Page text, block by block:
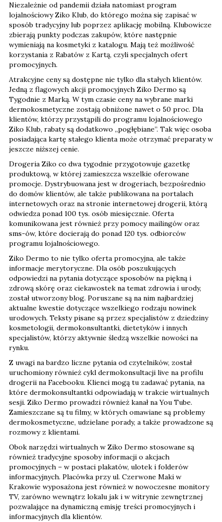
Niezależnie od pandemii działa natomiast program
lojalnościowy Ziko Klub, do którego można się zapisać w
sposób tradycyjny lub poprzez aplikację mobilną. Klubowicze
zbierają punkty podczas zakupów, które następnie
wymieniają na kosmetyki z katalogu. Mają też możliwość
korzystania z Rabatów z Kartą, czyli specjalnych ofert
promocyjnych.
Atrakcyjne ceny są dostępne nie tylko dla stałych klientów.
Jedną z flagowych akcji promocyjnych Ziko Dermo są
Tygodnie z Marką. W tym czasie ceny na wybrane marki
dermokosmetyczne zostają obniżone nawet o 50 proc. Dla
klientów, którzy przystąpili do programu lojalnościowego
Ziko Klub, rabaty są dodatkowo „pogłębiane”. Tak więc osoba
posiadająca kartę stałego klienta może otrzymać preparaty w
jeszcze niższej cenie.
Drogeria Ziko co dwa tygodnie przygotowuje gazetkę
produktową, w której zamieszcza wszelkie oferowane
promocje. Dystrybuowana jest w drogeriach, bezpośrednio
do domów klientów, ale także publikowana na portalach
internetowych oraz na stronie internetowej drogerii, którą
odwiedza ponad 100 tys. osób miesięcznie. Oferta
komunikowana jest również przy pomocy mailingów oraz
sms-ów, które docierają do ponad 120 tys. odbiorców
programu lojalnościowego.
Ziko Dermo to nie tylko oferta promocyjna, ale także
informacje merytoryczne. Dla osób poszukujących
odpowiedzi na pytania dotyczące sposobów na piękną i
zdrową skórę oraz ciekawostek na temat zdrowia i urody,
został utworzony blog. Poruszane są na nim najbardziej
aktualne kwestie dotyczące wszelkiego rodzaju nowinek
urodowych. Teksty pisane są przez specjalistów z dziedziny
kosmetologii, dermokonsultantki, dietetyków i innych
specjalistów, którzy aktywnie śledzą wszelkie nowości na
rynku.
Z uwagi na bardzo liczne pytania od czytelników, został
uruchomiony również cykl dermokonsultacji live na profilu
drogerii na Facebooku. Klienci mogą tu zadawać pytania, na
które dermokonsultantki odpowiadają w trakcie wirtualnych
sesji. Ziko Dermo prowadzi również kanał na You Tube.
Zamieszczane są tu filmy, w których omawiane są problemy
dermokosmetyczne, udzielane porady, a także prowadzone są
rozmowy z klientami.
Obok narzędzi wirtualnych w Ziko Dermo stosowane są
również tradycyjne sposoby informacji o akcjach
promocyjnych – w postaci plakatów, ulotek i folderów
informacyjnych. Placówka przy ul. Czerwone Maki w
Krakowie wyposażona jest również w nowoczesne monitory
TV, zarówno wewnątrz lokalu jak i w witrynie zewnętrznej
pozwalające na dynamiczną emisję treści promocyjnych i
informacyjnych dla klientów.